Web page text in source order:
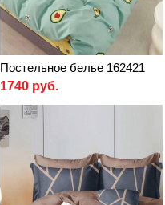
Постельное белье 162421
1740 руб.